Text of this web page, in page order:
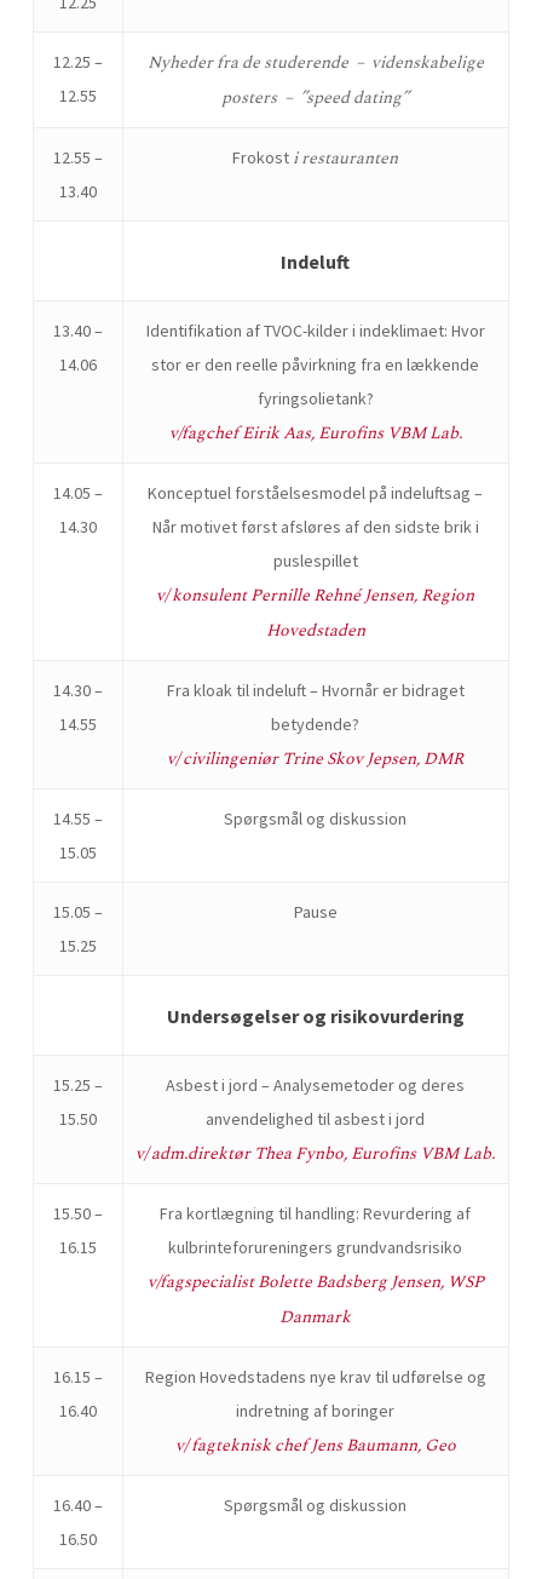
12.25 –
12.55
Nyheder fra de studerende – videnskabelige
posters – ”speed dating”
12.55 –
13.40
Frokost i restauranten
Indeluft
13.40 –
14.06
Identifikation af TVOC-kilder i indeklimaet: Hvor
stor er den reelle påvirkning fra en lækkende
fyringsolietank?
v/fagchef Eirik Aas, Eurofins VBM Lab.
14.05 –
14.30
Konceptuel forståelsesmodel på indeluftsag –
Når motivet først afsløres af den sidste brik i
puslespillet
v/ konsulent Pernille Rehné Jensen, Region
Hovedstaden
14.30 –
14.55
Fra kloak til indeluft – Hvornår er bidraget
betydende?
v/ civilingeniør Trine Skov Jepsen, DMR
14.55 –
15.05
Spørgsmål og diskussion
15.05 –
15.25
Pause
Undersøgelser og risikovurdering
15.25 –
15.50
Asbest i jord – Analysemetoder og deres
anvendelighed til asbest i jord
v/ adm.direktør Thea Fynbo, Eurofins VBM Lab.
15.50 –
16.15
Fra kortlægning til handling: Revurdering af
kulbrinteforureningers grundvandsrisiko
v/fagspecialist Bolette Badsberg Jensen, WSP
Danmark
16.15 –
16.40
Region Hovedstadens nye krav til udførelse og
indretning af boringer
v/ fagteknisk chef Jens Baumann, Geo
16.40 –
16.50
Spørgsmål og diskussion